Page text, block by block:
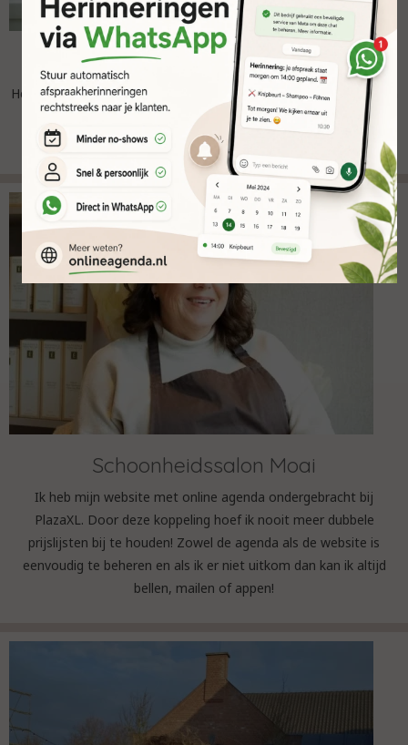
SkinSolution Baarn
Het is eenvoudig om afspraken te maken, annuleren, verplaatsen
of verslepen. Na een afspraak denkt de agenda mee met het
geven van opties die gebruikelijk zijn.
Schoonheidssalon Moai
Ik heb mijn website met online agenda ondergebracht bij
PlazaXL. Door deze koppeling hoef ik nooit meer dubbele
prijslijsten bij te houden! Zowel de agenda als de website is
eenvoudig te beheren en als ik er niet uitkom dan kan ik altijd
bellen, mailen of appen!